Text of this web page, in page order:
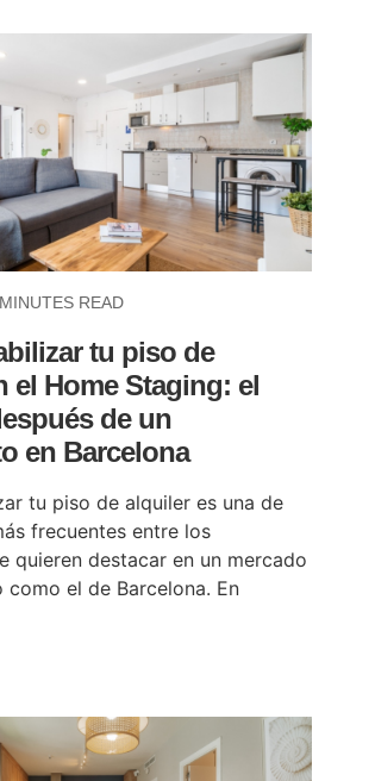
READ
tu piso de
el Home Staging: el
de un
en Barcelona
tu piso de alquiler es una de
frecuentes entre los
quieren destacar en un mercado
el de Barcelona. En